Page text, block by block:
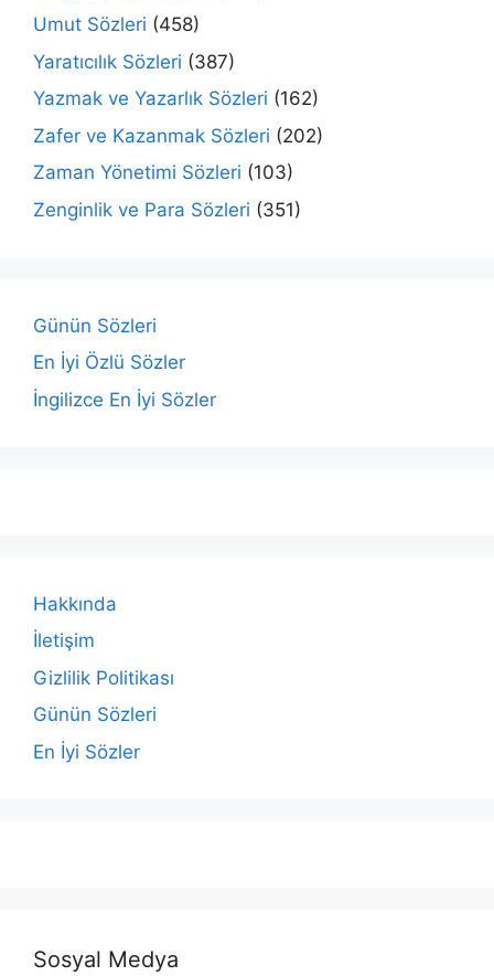
Umut Sözleri (458)
Yaratıcılık Sözleri (387)
Yazmak ve Yazarlık Sözleri (162)
Zafer ve Kazanmak Sözleri (202)
Zaman Yönetimi Sözleri (103)
Zenginlik ve Para Sözleri (351)
Günün Sözleri
En İyi Özlü Sözler
İngilizce En İyi Sözler
Hakkında
İletişim
Gizlilik Politikası
Günün Sözleri
En İyi Sözler
Sosyal Medya